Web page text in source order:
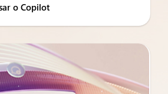
o Copilot